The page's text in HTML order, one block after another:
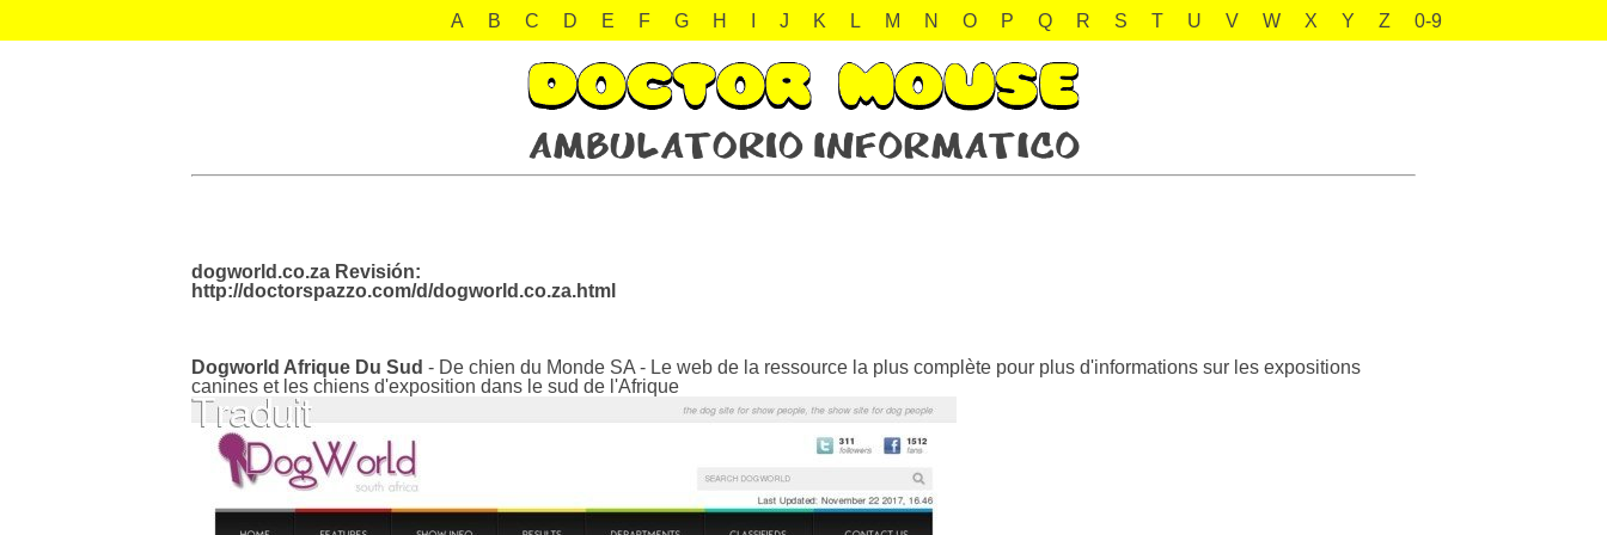
A B C D E F G H J K L M N O P Q R S T U V W X Y Z 0-9
dogworld.co.za Revisión:
http://doctorspazzo.com/d/dogworld.co.za.html
Dogworld Afrique Du Sud - De chien du Monde SA - Le web de la ressource la plus complète pour plus d'informations sur les expositions
canines et les chiens d'exposition dans le sud de l'Afrique